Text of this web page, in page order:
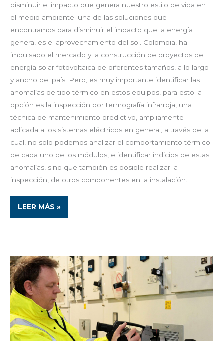
disminuir el impacto que genera nuestro estilo de vida en
el medio ambiente; una de las soluciones que
encontramos para disminuir el impacto que la energía
genera, es el aprovechamiento del sol. Colombia, ha
impulsado el mercado y la construcción de proyectos de
energía solar fotovoltaica de diferentes tamaños, a lo largo
y ancho del país. Pero, es muy importante identificar las
anomalías de tipo térmico en estos equipos, para esto la
opción es la inspección por termografía infrarroja, una
técnica de mantenimiento predictivo, ampliamente
aplicada a los sistemas eléctricos en general, a través de la
cual, no solo podemos analizar el comportamiento térmico
de cada uno de los módulos, e identificar indicios de estas
anomalías, sino que también es posible realizar la
inspección, de otros componentes en la instalación.
LEER MÁS »
INSPECCIONES
TERMOGRÁFICAS
SEGURAS
A
CELDAS
DE
MEDIA
TENSIÓN
O
TABLEROS